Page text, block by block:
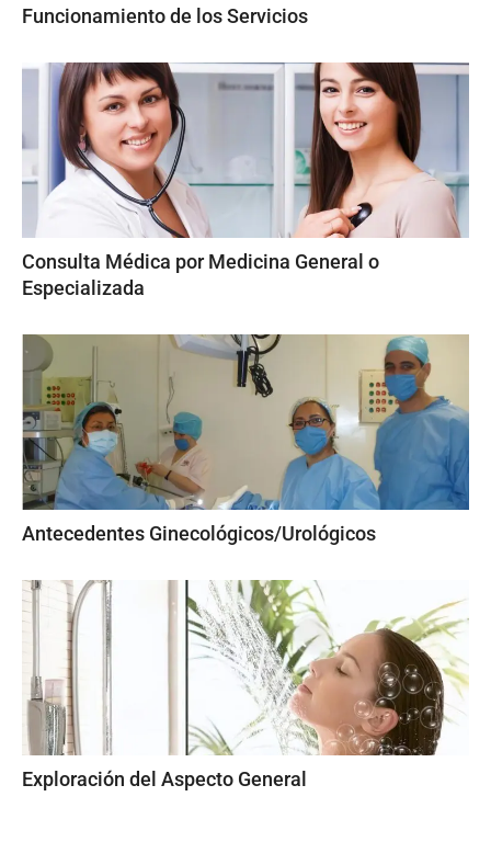
Funcionamiento de los Servicios
Consulta Médica por Medicina General o
Especializada
Antecedentes Ginecológicos/Urológicos
Exploración del Aspecto General